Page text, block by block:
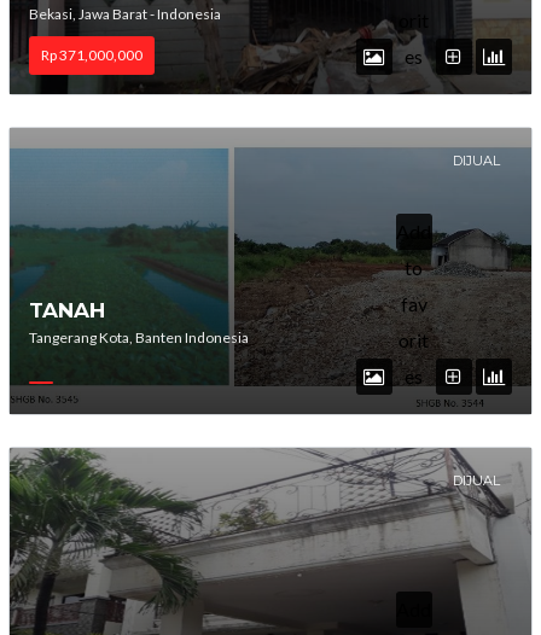
es
Bekasi, Jawa Barat - Indonesia
Rp 371,000,000
DIJUAL
to
fav
orit
es
TANAH
Tangerang Kota, Banten Indonesia
DIJUAL